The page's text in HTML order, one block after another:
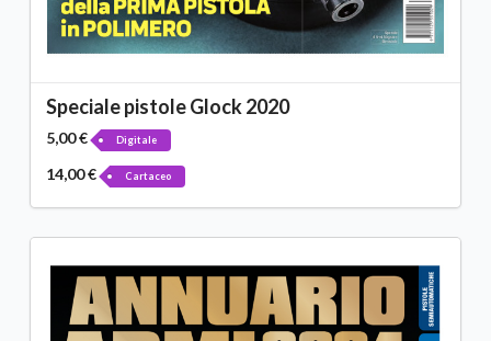
Speciale pistole Glock 2020
5,00 € Digitale
14,00 € Cartaceo